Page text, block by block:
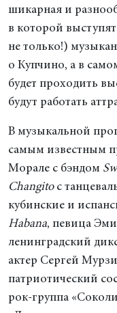
шикарная и
в которой
не только!)
о Купчино, а в
будет проходить
будут работать
В музыкальной
самым известным
Морале с бэндом
Changitoс
кубинские и
Habana, певица
ленинградский
актер Сергей
патриотический
рок-группа